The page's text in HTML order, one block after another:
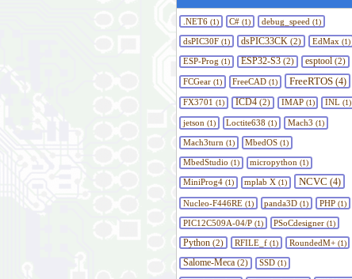
.NET6(1) C# (1) debug_speed (1)
dsPIC30F(1) dsPIC33CK (2) EdMax (1)
ESP-Prog (1) ESP32-S3(2) esptool (2)
FCGear(1) FreeCAD (1) FreeRTOS(4)
FX3701 (1) ICD4(2) IMAP(1) INL (1)
jetson (1) Loctite638 (1) Mach3 (1)
Mach3turn (1) MbedOS (1)
MbedStudio (1) micropython (1)
MiniProg4(1) mplab X (1) NCVC (4)
Nucleo-F446RE(1) panda3D (1) PHP(1)
PIC12C509A-04/P(1) PSoCdesigner (1)
Python (2) RFILE_f(1) RoundedM+(1)
Salome-Meca (2) SSD(1)